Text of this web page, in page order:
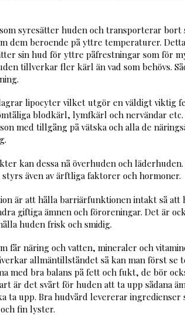
syresätter huden och transporterar
dem beroende på yttre temperaturer.
sin hud för yttre påfrestningar som för
tillverkar fler kärl än vad som behövs.
lipocyter vilket utgör en väldigt viktig
blodkärl, lymfkärl och nervändar
med tillgång på vätska och alla de
kan dessa nå överhuden och
även av ärftliga faktorer och hormoner.
är att hålla barriärfunktionen intakt så
giftiga ämnen och föroreningar. Det är
huden frisk och smidig.
får näring och vatten, mineraler och
allmäntillståndet så kan man först
med bra balans på fett och fukt, de bör
är det svårt för huden att ta upp sådana
ta upp. Bra hudvård levererar
fin lyster.